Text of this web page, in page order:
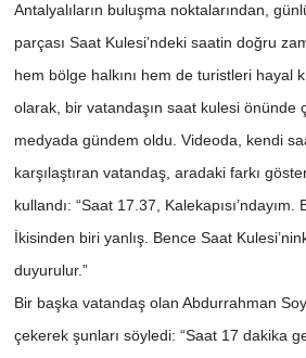
Antalyalıların buluşma noktalarından,
parçası Saat Kulesi’ndeki saatin doğru
hem bölge halkını hem de turistleri hayal
olarak, bir vatandaşın saat kulesi önünde
medyada gündem oldu. Videoda, kendi
karşılaştıran vatandaş, aradaki farkı
kullandı: “Saat 17.37,
İkisinden biri yanlış. Bence Saat
duyurulur.”
Bir başka vatandaş olan Abdurrahman
çekerek şunları söyledi: “Saat 17 dakika